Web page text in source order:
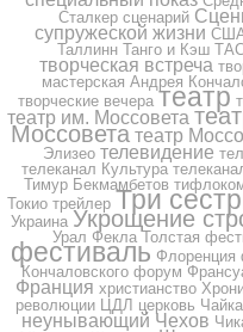
Сталкер сценарий
супружеской жизни
Таллинн Танго и Кэш
творческая встреча
мастерская Андрея
творческие вечера театр
театр им. Моссовета
Моссовета театр
Элизео телевидение
телеканал Культура
Тимур Бекмамбетов
Токио трейлер Три
Украина Укрощение
Урал Фекла Толстая
фестиваль Флоренция
Кончаловского форум
Франция христианство
революции ЦДЛ церковь Чайка
неунывающий Чехов